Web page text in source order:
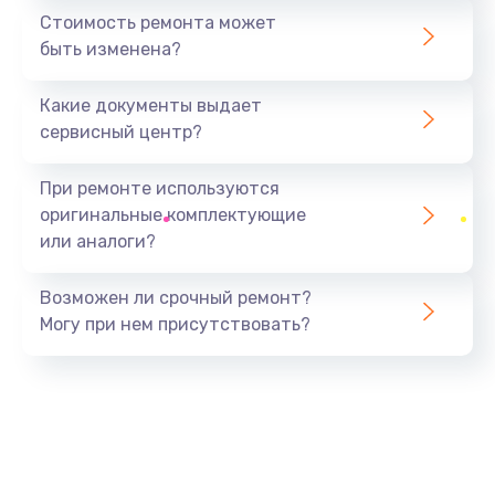
1400 руб.
Замена батареи (аккумулятора)
Заказать
Замена, восстановление кнопок
Заказать
Стоимость ремонта может
быть изменена?
Какие документы выдает
сервисный центр?
При ремонте используются
оригинальные комплектующие
или аналоги?
Возможен ли срочный ремонт?
Могу при нем присутствовать?